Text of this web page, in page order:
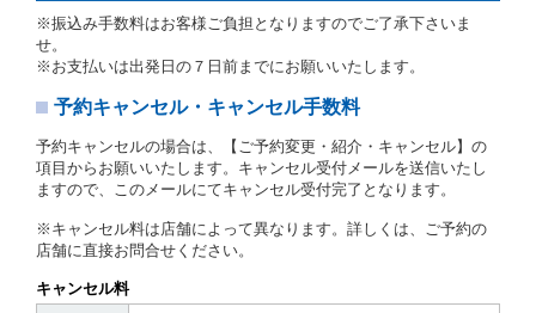
当社及び借受人は、予約が取り消され、又は貸渡契約
が締結されなかったことについて、第４条及び第５条
に定める場合を除き、相互に何らの請求をしないもの
とします。
第３章／貸 渡 し
第７条（貸渡契約の締結）
借受人は第２条第１項に定める借受条件を明示し、当
貸渡契約を締結するものとします。ただし、貸し渡す
ことができるレンタカーがない場合又は借受人若しく
は運転者が第８条第１項若しくは第２項各号のいずれ
かに該当する場合を除きます。
※振込み手数料はお客様ご負担となりますのでご了承下さいま
せ。
※お支払いは出発日の７日前までにお願いいたします。
予約キャンセル・キャンセル手数料
予約キャンセルの場合は、【ご予約変更・紹介・キャンセル】の
項目からお願いいたします。キャンセル受付メールを送信いたし
ますので、このメールにてキャンセル受付完了となります。
※キャンセル料は店舗によって異なります。詳しくは、ご予約の
店舗に直接お問合せください。
キャンセル料